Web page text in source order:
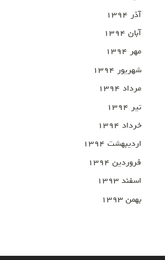
آذر ۱۳۹۴
آبان ۱۳۹۴
مهر ۱۳۹۴
شهریور ۱۳۹۴
مرداد ۱۳۹۴
تیر ۱۳۹۴
خرداد ۱۳۹۴
اردیبهشت ۱۳۹۴
فروردین ۱۳۹۴
اسفند ۱۳۹۳
بهمن ۱۳۹۳